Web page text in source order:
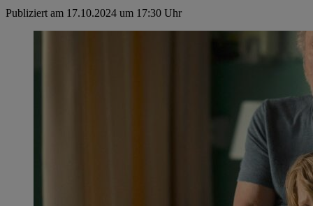
Publiziert am 17.10.2024 um 17:30 Uhr